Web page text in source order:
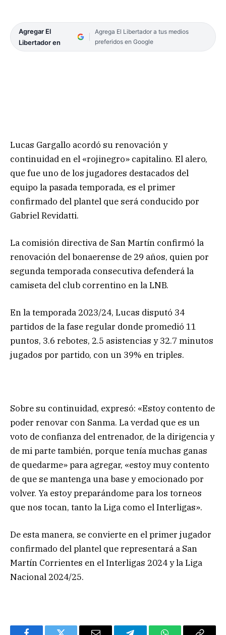
Agregar El
Libertador en
Agrega El Libertador a tus medios
preferidos en Google
Lucas Gargallo acordó su renovación y
continuidad en el «rojinegro» capitalino. El alero,
que fue uno de los jugadores destacados del
equipo la pasada temporada, es el primer
confirmado del plantel que será conducido por
Gabriel Revidatti.
La comisión directiva de San Martín confirmó la
renovación del bonaerense de 29 años, quien por
segunda temporada consecutiva defenderá la
camiseta del club correntino en la LNB.
En la temporada 2023/24, Lucas disputó 34
partidos de la fase regular donde promedió 11
puntos, 3.6 rebotes, 2.5 asistencias y 32.7 minutos
jugados por partido, con un 39% en triples.
Sobre su continuidad, expresó: «Estoy contento de
poder renovar con Sanma. La verdad que es un
voto de confianza del entrenador, de la dirigencia y
de mi parte también, porque tenía muchas ganas
de quedarme» para agregar, «estoy muy contento
de que se mantenga una base y emocionado por
volver. Ya estoy preparándome para los torneos
que nos tocan, tanto la Liga como el Interligas».
De esta manera, se convierte en el primer jugador
confirmado del plantel que representará a San
Martín Corrientes en el Interligas 2024 y la Liga
Nacional 2024/25.